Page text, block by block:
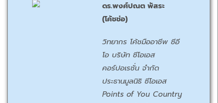
ดร.พงศ์ปณต พัสระ
(โค้ชช่อ)
วิทยากร โค้ชมืออาชีพ ซีอี
โอ บริษัท ซีโอเอส
คอร์ปอเรชั่น จำกัด
ประธานมูลนิธิ ซีโอเอส
Points of You Country